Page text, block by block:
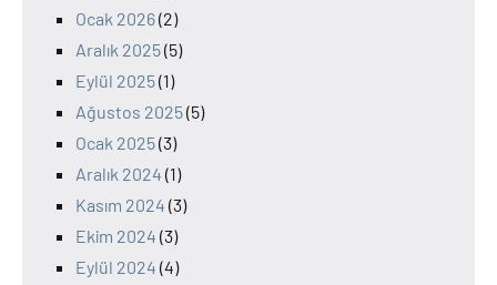
Ocak 2026(2)
Aralık 2025(5)
Eylül 2025(1)
Ağustos 2025(5)
Ocak 2025(3)
Aralık 2024 (1)
Kasım 2024 (3)
Ekim 2024 (3)
Eylül 2024 (4)